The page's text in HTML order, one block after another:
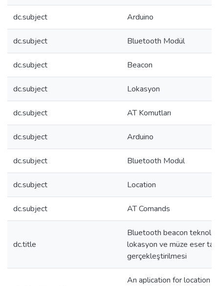
dc.subject Arduino
dc.subject Bluetooth Modül
dc.subject Beacon
dc.subject Lokasyon
dc.subject AT Komutları
dc.subject Arduino
dc.subject Bluetooth Modul
dc.subject Location
dc.subject AT Comands
dc.title
Bluetooth beacon
lokasyon ve müze eser
gerçekleştirilmesi
An aplication for location